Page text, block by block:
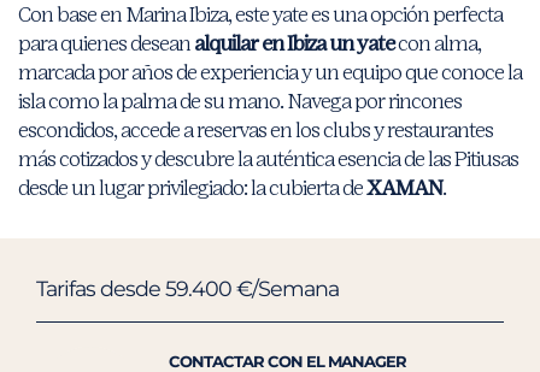
Con base en Marina Ibiza, este yate es una opción perfecta
para quienes deseanalquilar en Ibiza un yatecon alma,
marcada por años de experiencia y un equipo que conoce la
isla como la palma de su mano. Navega por rincones
escondidos, accede a reservas en los clubs y restaurantes
más cotizados y descubre la auténtica esencia de las Pitiusas
desde un lugar privilegiado: la cubierta deXAMAN.
Tarifas desde 59.400 €/Semana
CONTACTAR CON EL MANAGER